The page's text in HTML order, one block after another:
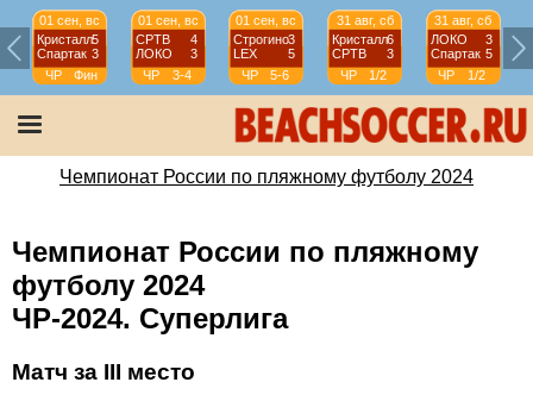
01 сен, вс
Кристалл5
Спартак 3
ЧР
Фин
01 сен, вс
СРТВ
4
ЛОКО
3
ЧР
3-4
01 сен, вс
Строгино3
LEX
5
ЧР
5-6
31 авг, сб
Кристалл6
СРТВ
3
ЧР
1/2
31 авг, сб
ЛОКО
3
Спартак 5
ЧР
1/2
Чемпионат России по пляжному футболу 2024
Чемпионат России по пляжному
футболу 2024
ЧР-2024. Суперлига
Матч за III место